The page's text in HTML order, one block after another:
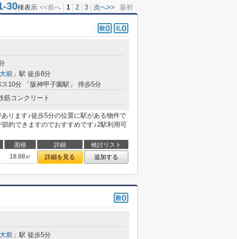
30棟表示 <<前へ 1 2 3 次へ>> 最初
前 」駅 徒歩8分
ス10分 「阪神甲子園駅」 停歩5分
筋コンクリート
ります♪徒歩5分の位置に駅がある物件で
約できますのでおすすめです♪2駅利用可
面積 詳細
検討リスト
18.88㎡ 詳細を見る 追加する
前 」駅 徒歩5分